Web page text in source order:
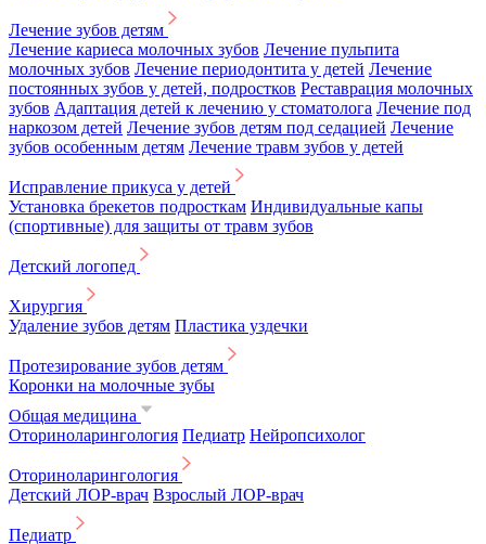
Лечение зубов детям
Лечение кариеса молочных зубов Лечение пульпита
молочных зубов Лечение периодонтита у детей Лечение
постоянных зубов у детей, подростков Реставрация молочных
зубов Адаптация детей к лечению у стоматолога Лечение под
наркозом детей Лечение зубов детям под седацией Лечение
зубов особенным детям Лечение травм зубов у детей
Исправление прикуса у детей
Установка брекетов подросткам Индивидуальные капы
(спортивные) для защиты от травм зубов
Детский логопед
Хирургия
Удаление зубов детям Пластика уздечки
Протезирование зубов детям
Коронки на молочные зубы
Общая медицина
Оториноларингология Педиатр Нейропсихолог
Оториноларингология
Детский ЛОР-врач Взрослый ЛОР-врач
Педиатр